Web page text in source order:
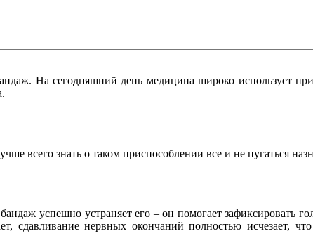
На сегодняшний день медицина широко использует
всего знать о таком приспособлении все и не пугаться
успешно устраняет его – он помогает зафиксировать
сдавливание нервных окончаний полностью исчезает,